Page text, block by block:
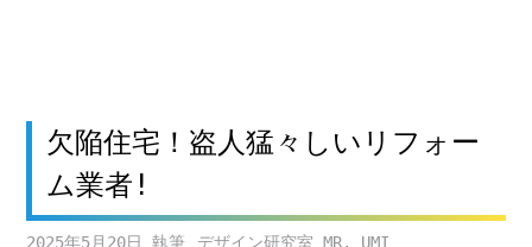
欠陥住宅！盗人猛々しいリフォー
ム業者!
2025年5月20日 デザイン研究室 MR. UMI